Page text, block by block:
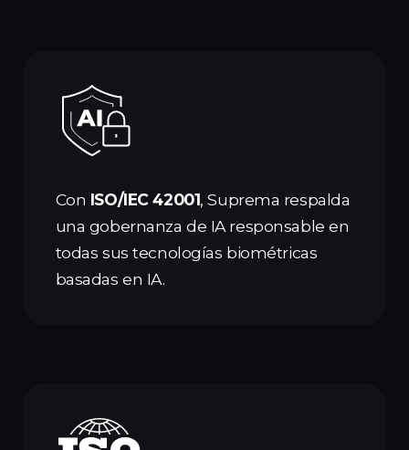
Con ISO/IEC 42001, Suprema respalda
una gobernanza de IA responsable en
todas sus tecnologías biométricas
basadas en IA.